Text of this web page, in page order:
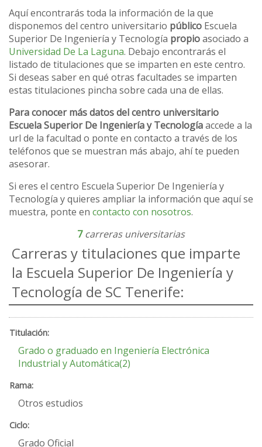
Aquí encontrarás toda la información de la que
disponemos del centro universitario público Escuela
Superior De Ingeniería y Tecnología propioasociado a
Universidad De La Laguna. Debajo encontrarás el
listado de titulaciones que se imparten en este centro.
Si deseas saber en qué otras facultades se imparten
estas titulaciones pincha sobre cada una de ellas.
Para conocer más datos del centro universitario
Escuela Superior De Ingeniería y Tecnologíaaccede a la
url de la facultad o ponte en contacto a través de los
teléfonos que se muestran más abajo, ahí te pueden
asesorar.
Si eres el centro Escuela Superior De Ingeniería y
Tecnología y quieres ampliar la información que aquí se
muestra, ponte en contacto con nosotros.
7carreras universitarias
Carreras y titulaciones que imparte
la Escuela Superior De Ingeniería y
Tecnología de SC Tenerife:
Grado o graduado en Ingeniería Electrónica
Industrial y Automática(2)
Otros estudios
Grado Oficial